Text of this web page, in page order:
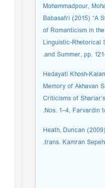
Mohammadpour,
Babasafri (2015) “A
of Romanticism in
Linguistic-Rhetorical
and Summer, pp.
Hedayati Khosh-
Memory of Akhavan
Criticisms of
Nos. 1–4, Farvardin
Heath, Duncan
trans. Kamran